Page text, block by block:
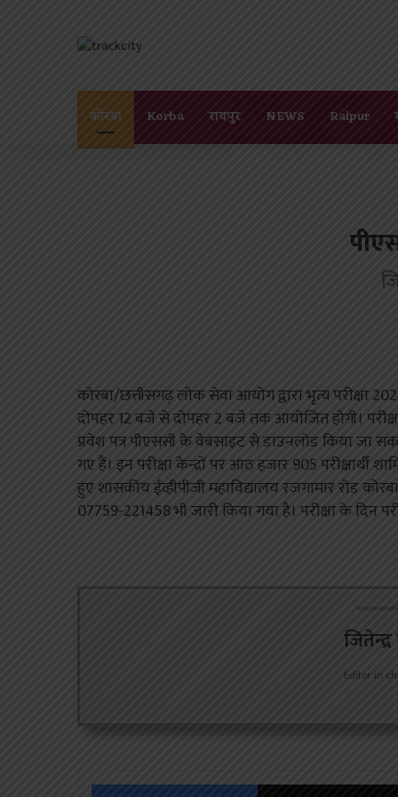
कोरबा Korba रायपुर NEWS Raipur
कोरबा/छत्तीसगढ़ लोक सेवा आयोग द्वारा भृत्य परीक्षा
दोपहर 12 बजे से दोपहर 2 बजे तक आयोजित होगी।
प्रवेश पत्र पीएससी के वेबसाइट से डाउनलोड किया जा
गए हैं। इन परीक्षा केन्द्रों पर आठ हजार 905 परीक्षार्थी
हुए शासकीय ईव्हीपीजी महाविद्यालय रजगामार रोड
07759-221458 भी जारी किया गया है। परीक्षा के दिन
Editor in
Facebook